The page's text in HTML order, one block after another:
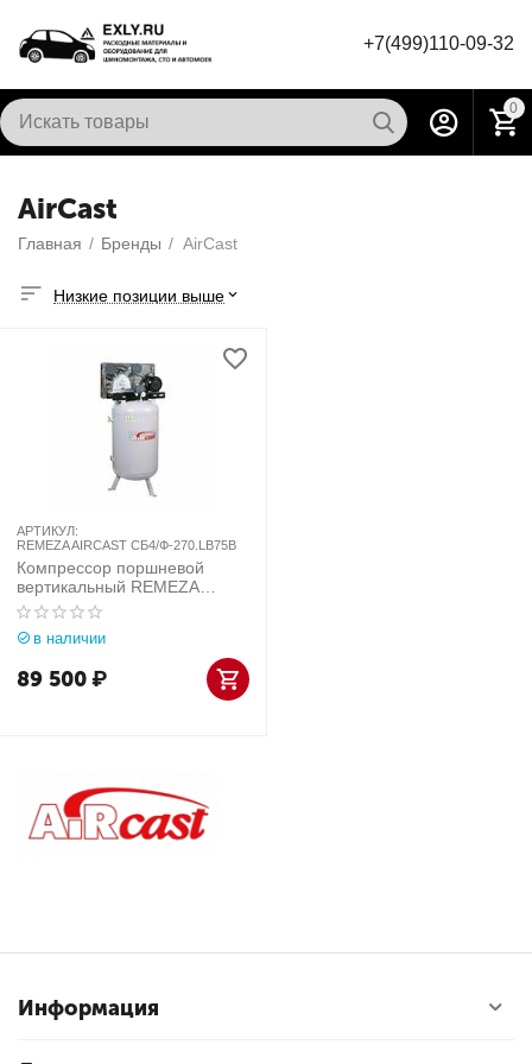
+7(499)110-09-32
0
AirCast
Главная / Бренды / AirCast
Низкие позиции выше
АРТИКУЛ:
REMEZA AIRCAST СБ4/Ф-270.LB75B
Компрессор поршневой
вертикальный REMEZA
AIRCAST СБ4/Ф-270.LB75B
в наличии
89 500₽
Информация